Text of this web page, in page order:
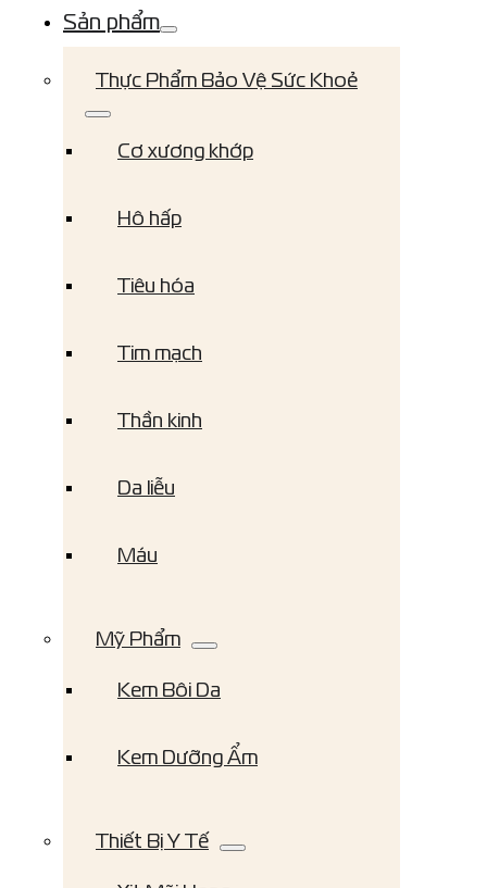
Sản phẩm
Thực Phẩm Bảo Vệ Sức Khoẻ
Cơ xương khớp
Hô hấp
Tiêu hóa
Tim mạch
Thần kinh
Da liễu
Máu
Mỹ Phẩm
Kem Bôi Da
Kem Dưỡng Ẩm
Thiết Bị Y Tế